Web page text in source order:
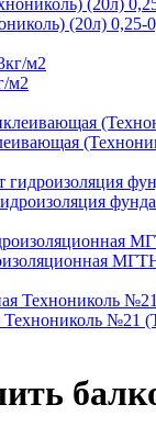
(20л) 0,25-
м2
Технониколь №21